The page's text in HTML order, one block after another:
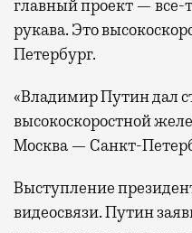
главный проект — все-
рукава. Это
Петербург.
«Владимир Путин дал
высокоскоростной
Москва — Санкт-
Выступление
видеосвязи. Путин